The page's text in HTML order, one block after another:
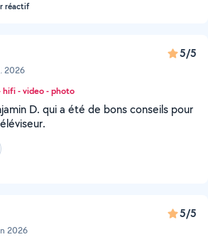
réactif
2026
5/5
hifi - video - photo
D. qui a été de bons conseils pour
2026
5/5